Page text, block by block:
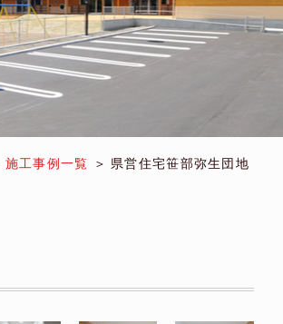
施工事例一覧 県営住宅笹部弥生団地